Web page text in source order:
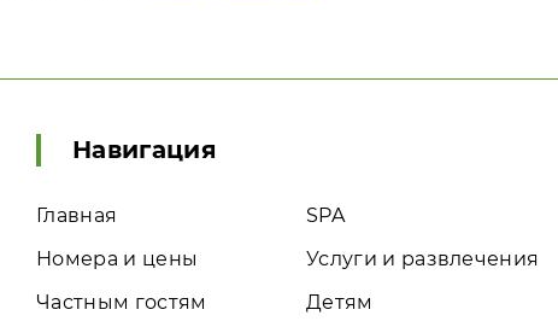
Навигация
Главная
Номера и цены
Частным гостям
SPA
Услуги и развлечения
Детям